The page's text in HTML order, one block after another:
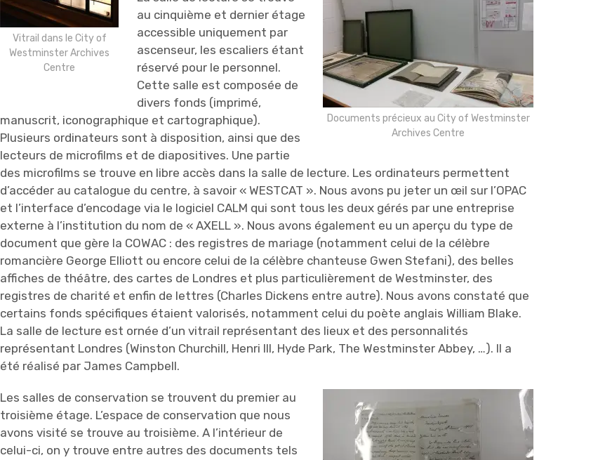
Vitrail dans le City of
Westminster Archives
Centre
Documents précieux au City of Westminster
Archives Centre
au cinquième et dernier étage
accessible uniquement par
ascenseur, les escaliers étant
réservé pour le personnel.
Cette salle est composée de
divers fonds (imprimé,
manuscrit, iconographique et cartographique).
Plusieurs ordinateurs sont à disposition, ainsi que des
lecteurs de microfilms et de diapositives. Une partie
des microfilms se trouve en libre accès dans la salle de lecture. Les ordinateurs permettent
d’accéder au catalogue du centre, à savoir « WESTCAT ». Nous avons pu jeter un œil sur l’OPAC
et l’interface d’encodage via le logiciel CALM qui sont tous les deux gérés par une entreprise
externe à l’institution du nom de « AXELL ». Nous avons également eu un aperçu du type de
document que gère la COWAC : des registres de mariage (notamment celui de la célèbre
romancière George Elliott ou encore celui de la célèbre chanteuse Gwen Stefani), des belles
affiches de théâtre, des cartes de Londres et plus particulièrement de Westminster, des
registres de charité et enfin de lettres (Charles Dickens entre autre). Nous avons constaté que
certains fonds spécifiques étaient valorisés, notamment celui du poète anglais William Blake.
La salle de lecture est ornée d’un vitrail représentant des lieux et des personnalités
représentant Londres (Winston Churchill, Henri III, Hyde Park, The Westminster Abbey, …). Il a
été réalisé par James Campbell.
Les salles de conservation se trouvent du premier au
troisième étage. L’espace de conservation que nous
avons visité se trouve au troisième. A l’intérieur de
celui-ci, on y trouve entre autres des documents tels